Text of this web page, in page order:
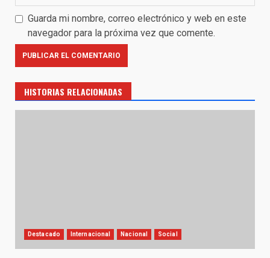
Guarda mi nombre, correo electrónico y web en este
navegador para la próxima vez que comente.
HISTORIAS RELACIONADAS
Destacado Internacional Nacional Social